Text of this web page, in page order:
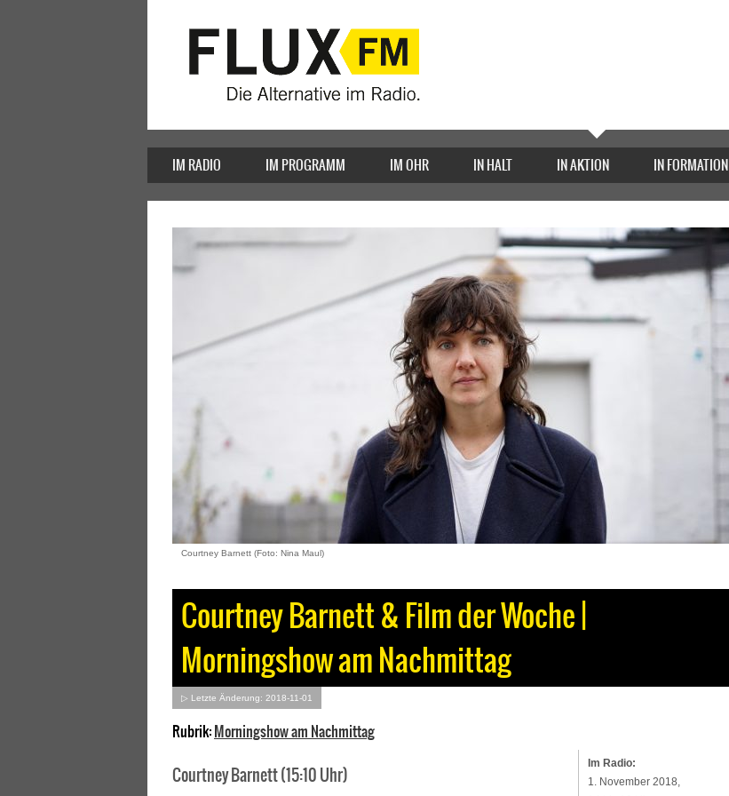
IM RADIO IM PROGRAMM IM OHR IN HALT IN AKTION IN FORMATION
Courtney Barnett (Foto: Nina Maul)
Courtney Barnett & Film der Woche |
Morningshow am Nachmittag
▷ Letzte Änderung: 2018-11-01
Rubrik:Morningshow am Nachmittag
Im Radio:
1. November 2018,
Courtney Barnett (15:10 Uhr)